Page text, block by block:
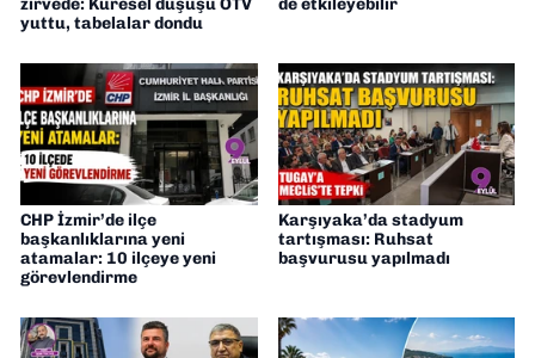
yuttu, tabelalar dondu
CHP İzmir’de ilçe
başkanlıklarına yeni
atamalar: 10 ilçeye yeni
görevlendirme
Karşıyaka’da stadyum
tartışması: Ruhsat
başvurusu yapılmadı